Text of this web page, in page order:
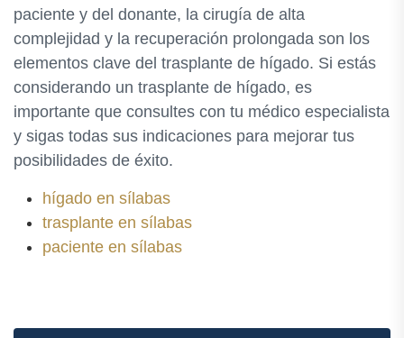
paciente y del donante, la cirugía de alta
complejidad y la recuperación prolongada son los
elementos clave del trasplante de hígado. Si estás
considerando un trasplante de hígado, es
importante que consultes con tu médico especialista
y sigas todas sus indicaciones para mejorar tus
posibilidades de éxito.
hígado en sílabas
trasplante en sílabas
paciente en sílabas